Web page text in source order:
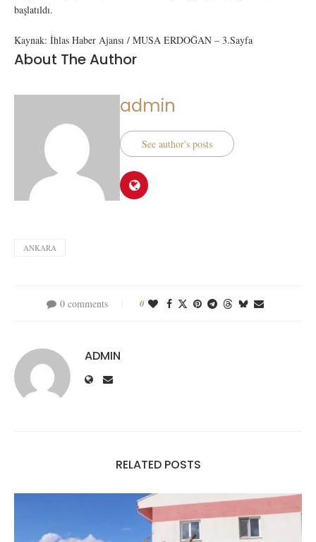
başlatıldı.
Kaynak: İhlas Haber Ajansı / MUSA ERDOĞAN – 3.Sayfa
About The Author
admin
See author's posts
ANKARA
0 comments 0
ADMIN
RELATED POSTS